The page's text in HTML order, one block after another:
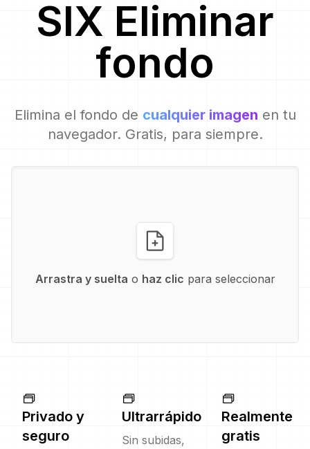
SIX Eliminar
fondo
Elimina el fondo de cualquier imagen en tu
navegador. Gratis, para siempre.
Arrastra y suelta o haz clic para seleccionar
Privado y
seguro
Ultrarrápido
Sin subidas,
Realmente
gratis